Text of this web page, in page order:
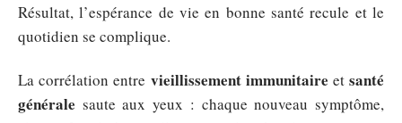
Résultat, l’espérance de vie en bonne santé recule et le
quotidien se complique.
La corrélation entre vieillissement immunitaire etsanté
générale saute aux yeux : chaque nouveau symptôme,